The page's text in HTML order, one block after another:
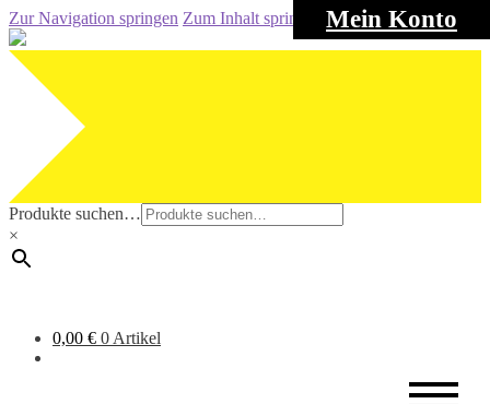
Mein Konto
Zur Navigation springen Zum Inhalt springen
Produkte suchen…
×
0,00 € 0 Artikel